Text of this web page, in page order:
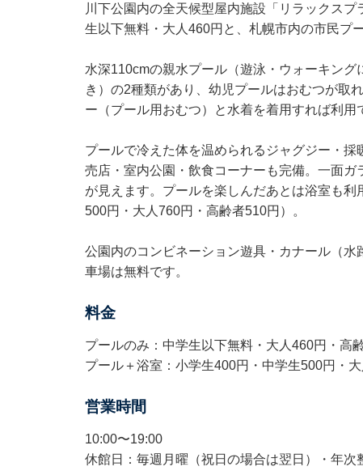
川下公園内の全天候型屋内施設「リラックス
生以下無料・大人460円と、札幌市内の市民プ
水深110cmの親水プール（遊泳・ウォーキン
き）の2種類があり、幼児プールはおむつが取
ー（プール用おむつ）と水着を着用すれば利用
プールで冷えた体を温められるジャグジー・
売店・室内公園・飲食コーナーも完備。一面
が見えます。プールを楽しんだあとは浴室も
500円・大人760円・高齢者510円）。
公園内のコンビネーション遊具・カナール（
車場は無料です。
料金
プールのみ：中学生以下無料・大人460円・高
プール＋浴室：小学生400円・中学生500円・
営業時間
10:00〜19:00
休館日：毎週月曜（祝日の場合は翌日）・年次